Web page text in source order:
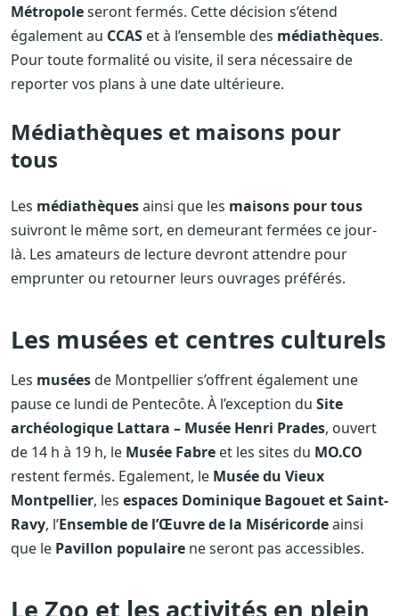
Métropoleseront fermés. Cette décision s’étend
également au CCAS et à l’ensemble des médiathèques.
Pour toute formalité ou visite, il sera nécessaire de
reporter vos plans à une date ultérieure.
Médiathèques et maisons pour
tous
Les médiathèquesainsi que les maisons pour tous
suivront le même sort, en demeurant fermées ce jour-
là. Les amateurs de lecture devront attendre pour
emprunter ou retourner leurs ouvrages préférés.
Les musées et centres culturels
Les muséesde Montpellier s’offrent également une
pause ce lundi de Pentecôte. À l’exception du Site
archéologique Lattara – Musée Henri Prades, ouvert
de 14 h à 19 h, le Musée Fabre et les sites du MO.CO
restent fermés. Egalement, le Musée du Vieux
Montpellier, les espaces Dominique Bagouet et Saint-
Ravy, l’Ensemble de l’Œuvre de la Miséricordeainsi
que le Pavillon populaire ne seront pas accessibles.
Le Zoo et les activités en plein